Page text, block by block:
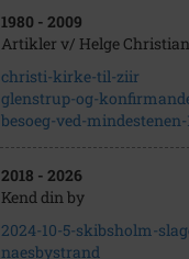
1980 - 2009
Artikler v/ Helge
christi-kirke-til-ziir
glenstrup-og-
besoeg-ved-mindestenen-
2018 - 2026
Kend din by
2024-10-5-skibsholm-
naesbystrand